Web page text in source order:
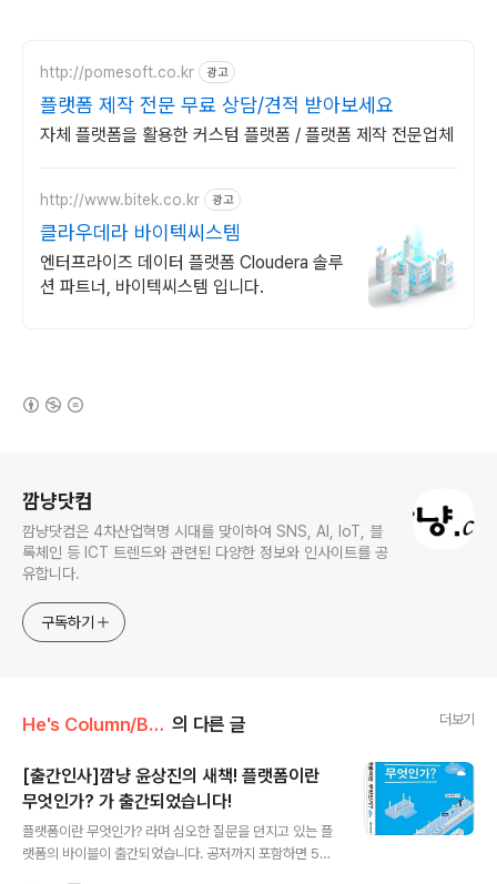
http://pomesoft.co.kr 광고
플랫폼 제작 전문 무료 상담/견적 받아보세요
자체 플랫폼을 활용한 커스텀 플랫폼 / 플랫폼 제작 전문업체
http://www.bitek.co.kr 광고
클라우데라 바이텍씨스템
엔터프라이즈 데이터 플랫폼 Cloudera 솔루
션 파트너, 바이텍씨스템 입니다.
깜냥닷컴
깜냥닷컴은 4차산업혁명 시대를 맞이하여 SNS, AI, IoT, 블
록체인 등 ICT 트렌드와 관련된 다양한 정보와 인사이트를 공
유합니다.
구독하기
He's Column/Book review 의 다른 글 더보기
[출간인사]깜냥 윤상진의 새책! 플랫폼이란
무엇인가? 가 출간되었습니다!
플랫폼이란 무엇인가? 라며 심오한 질문을 던지고 있는 플
랫폼의 바이블이 출간되었습니다. 공저까지 포함하면 5번